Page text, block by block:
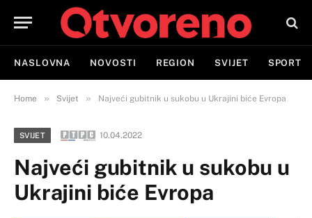
NASLOVNA NOVOSTI REGION SVIJET SPORT
Home » Svijet » Najveći gubitnik u sukobu u Ukrajini biće Evropa
SVIJET 10.04.2022
Najveći gubitnik u sukobu u
Ukrajini biće Evropa